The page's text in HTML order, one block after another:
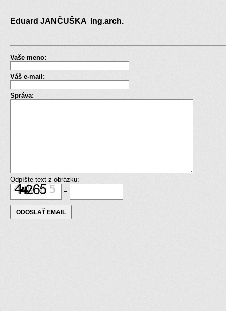
Eduard JANČUŠKA Ing.arch.
Vaše meno:
Váš e-mail:
Správa:
Odpíšte text z obrázku:
=